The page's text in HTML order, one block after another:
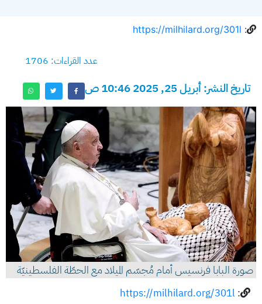
:
https://milhilard.org/301l
عدد القراءات: 1706
تاريخ النشر: أبريل 25, 2025 10:46 ص
صورة البابا فرنسيس أمام مُجسّم الميلاد مع الحطّة الفلسطينيّة
:
https://milhilard.org/301l